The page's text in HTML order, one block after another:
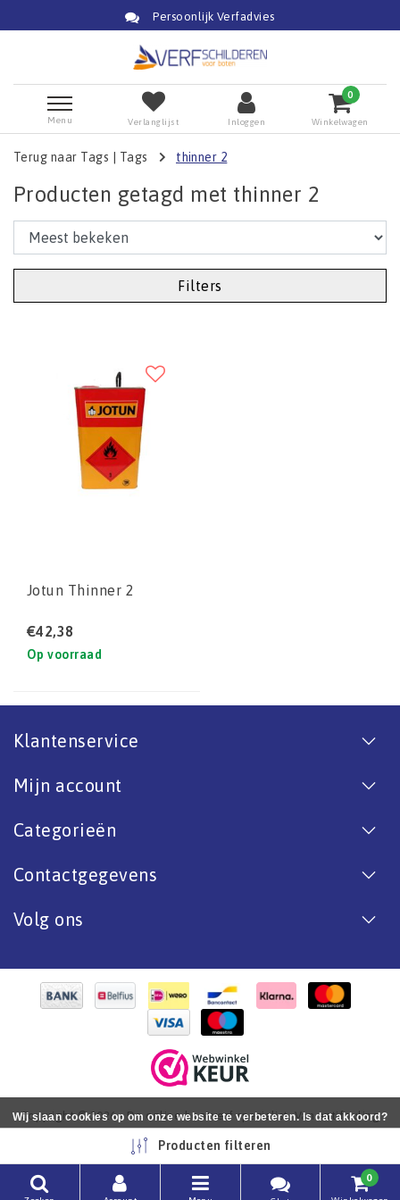
Persoonlijk Verfadvies
Menu Verlanglijst Inloggen
0
Winkelwagen
Terug naar Tags Tags thinner 2
Producten getagd met thinner 2
Filters
Jotun Thinner 2
€42,38
Op voorraad
Klantenservice
Mijn account
Categorieën
Contactgegevens
Volg ons
Copyright © 2026 - De online bootverf specialist. Van antifouling
tot aflak. - All rights reserved - RealizationInStijl Media
Producten filteren
0
Wij slaan cookies op om onze website te verbeteren. Is dat akkoord?
Nee Meer over cookies »